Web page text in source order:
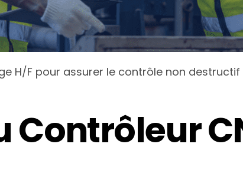
H/F pour assurer le contrôle non
Contrôleur